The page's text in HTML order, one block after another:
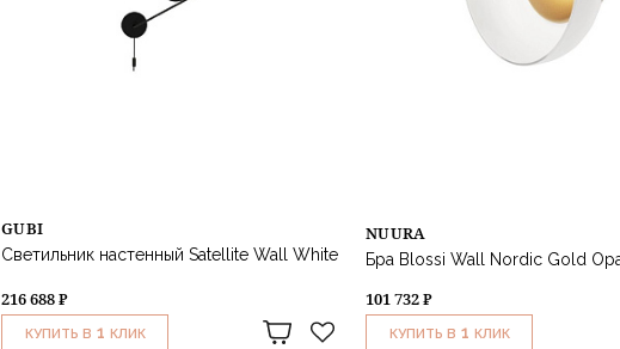
GUBI
Светильник настенный Satellite Wall White
216 688 ₽
КУПИТЬ В 1 КЛИК
NUURA
Бра Blossi Wall Nordic Gold
101 732 ₽
КУПИТЬ В 1 КЛИК